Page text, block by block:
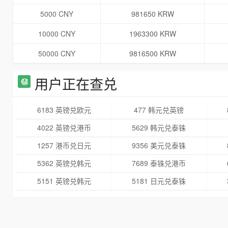
5000 CNY
981650 KRW
10000 CNY
1963300 KRW
50000 CNY
9816500 KRW
用户正在查兑
6183 英镑兑欧元 477 韩元兑英镑
4022 英镑兑港币
5629 韩元兑泰铢
1257 港币兑日元
9356 美元兑泰铢
5362 英镑兑韩元
7689 泰铢兑港币
5151 英镑兑韩元
5181 日元兑泰铢